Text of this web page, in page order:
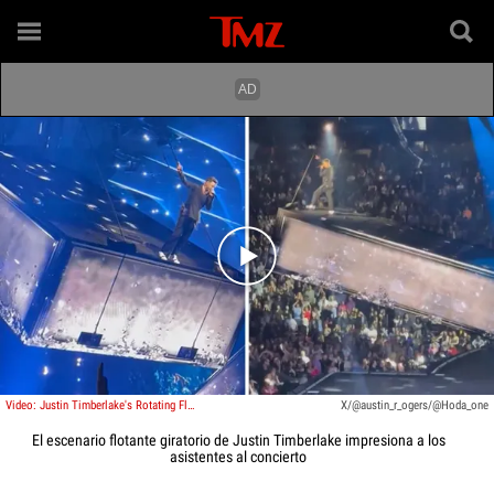
Play video content
Video: Justin Timberlake's Rotating Floating Stage Impresses Concertgoers X/@austin_r_ogers/@Hoda_one
El escenario flotante giratorio de Justin Timberlake impresiona a los
asistentes al concierto